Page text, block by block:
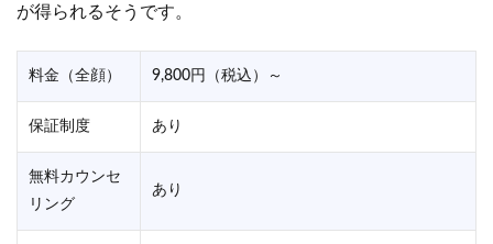
が得られるそうです。
料金（全顔） 9,800円（税込）～
保証制度 あり
無料カウンセ
リング
あり